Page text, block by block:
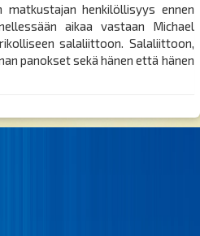
matkustajan henkilöllisyys ennen
aikaa vastaan Michael
salaliittoon. Salaliittoon,
panokset sekä hänen että hänen